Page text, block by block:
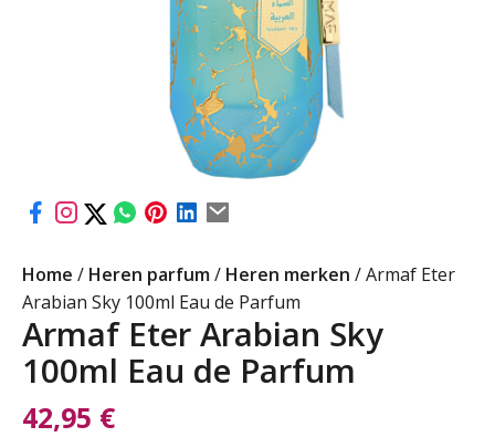
Home / Heren parfum/ Heren merken / Armaf Eter
Arabian Sky 100ml Eau de Parfum
Armaf Eter Arabian Sky
100ml Eau de Parfum
42,95 €